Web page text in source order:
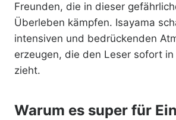
Freunden, die in dieser
Überleben kämpfen. Isayama
intensiven und bedrückenden
erzeugen, die den Leser sofort in
zieht.
Warum es super für